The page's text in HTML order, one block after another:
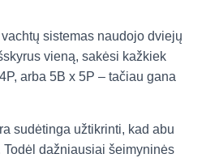
sistemas naudojo dviejų
vieną, sakėsi kažkiek
arba 5B x 5P – tačiau gana
sudėtinga užtikrinti, kad abu
dažniausiai šeimyninės